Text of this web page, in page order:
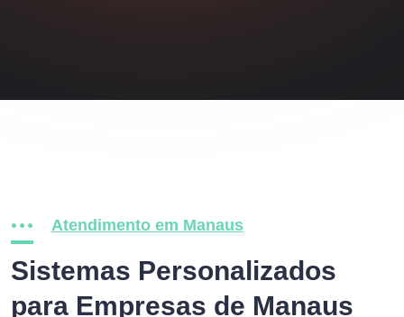
Atendimento em Manaus
Sistemas Personalizados
para Empresas de Manaus